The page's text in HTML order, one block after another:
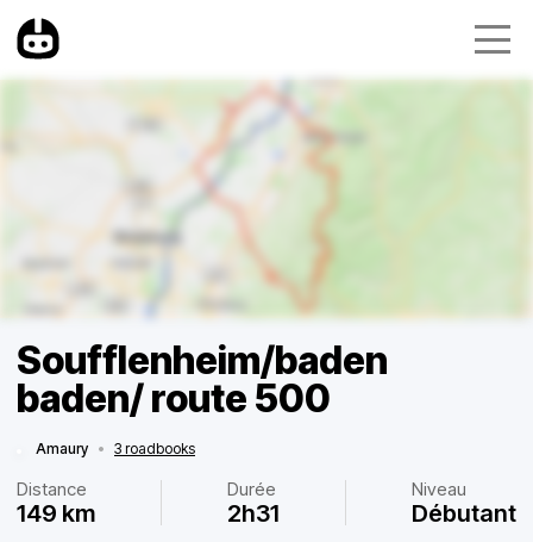
Soufflenheim/baden
baden/ route 500
Amaury • 3 roadbooks
Distance
149 km
Durée
2h31
Niveau
Débutant